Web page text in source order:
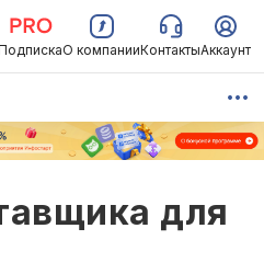
О компанииКонтактыАккаунт
для